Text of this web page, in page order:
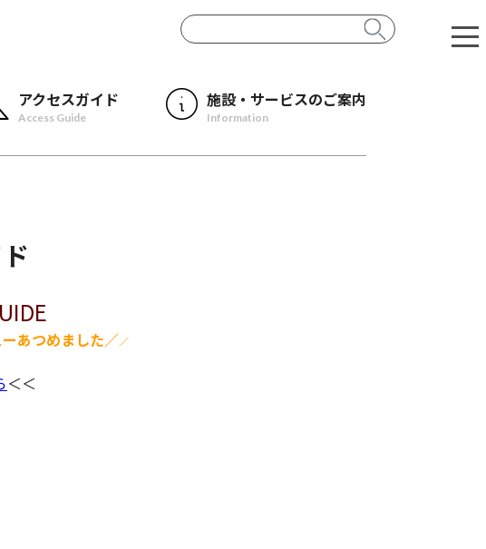
アクセスガイド
Access Guide
施設・サービスのご案内
Information
あつめました／／
＜＜